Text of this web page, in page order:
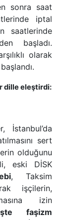
sonra saat
iptal
saatlerinde
başladı.
olarak
dille eleştirdi:
İstanbul’da
sert
olduğunu
eski DİSK
, Taksim
işçilerin,
izin
faşizm